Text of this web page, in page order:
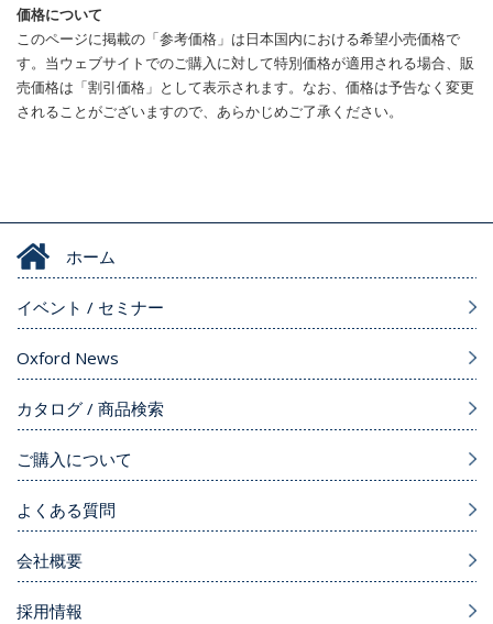
価格について
このページに掲載の「参考価格」は日本国内における希望小売価格で
す。当ウェブサイトでのご購入に対して特別価格が適用される場合、販
売価格は「割引価格」として表示されます。なお、価格は予告なく変更
されることがございますので、あらかじめご了承ください。
ホーム
イベント / セミナー
Oxford News
カタログ / 商品検索
ご購入について
よくある質問
会社概要
採用情報